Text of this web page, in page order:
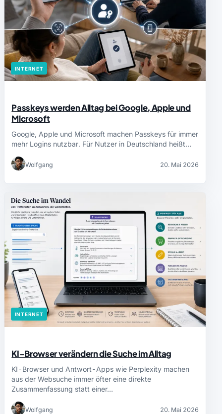
INTERNET
Passkeys werden Alltag bei Google, Apple und
Microsoft
Google, Apple und Microsoft machen Passkeys für immer
mehr Logins nutzbar. Für Nutzer in Deutschland heißt…
Wolfgang 20. Mai 2026
INTERNET
KI-Browser verändern die Suche im Alltag
KI-Browser und Antwort-Apps wie Perplexity machen
aus der Websuche immer öfter eine direkte
Zusammenfassung statt einer…
Wolfgang 20. Mai 2026